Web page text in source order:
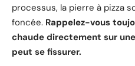
processus, la pierre à pizza
foncée. Rappelez-vous
chaude directement sur
peut se fissurer.